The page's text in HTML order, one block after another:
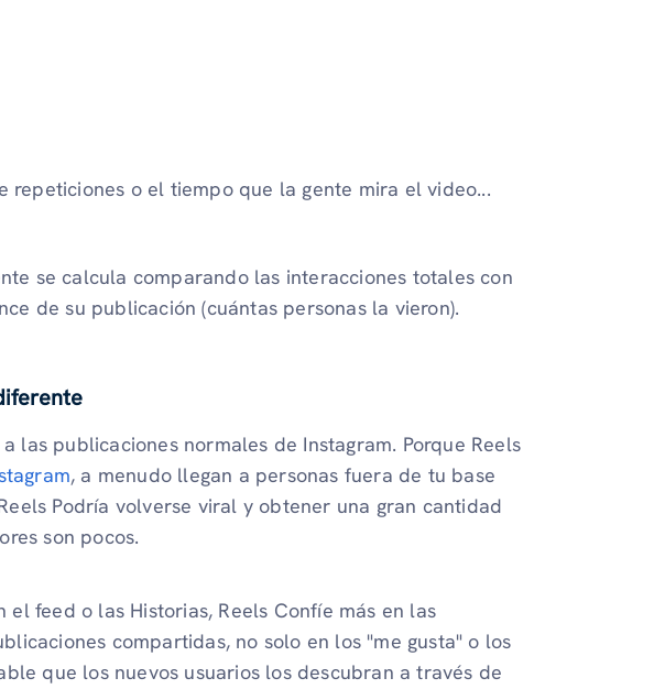
repeticiones o el tiempo que la gente mira el video...
se calcula comparando las interacciones totales con
de su publicación (cuántas personas la vieron).
las publicaciones normales de Instagram. Porque Reels
, a menudo llegan a personas fuera de tu base
Podría volverse viral y obtener una gran cantidad
son pocos.
feed o las Historias, Reels Confíe más en las
compartidas, no solo en los "me gusta" o los
que los nuevos usuarios los descubran a través de